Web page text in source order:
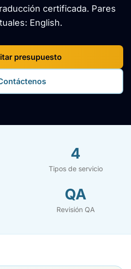
certificada. Pares
English.
presupuesto
4
Tipos de servicio
QA
Revisión QA